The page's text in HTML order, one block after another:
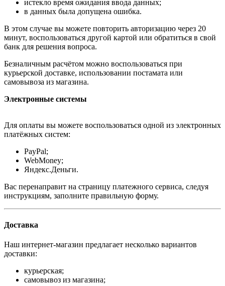
истекло время ожидания ввода данных;
в данных была допущена ошибка.
В этом случае вы можете повторить авторизацию через 20
минут, воспользоваться другой картой или обратиться в свой
банк для решения вопроса.
Безналичным расчётом можно воспользоваться при
курьерской доставке, использовании постамата или
самовывоза из магазина.
Электронные системы
Для оплаты вы можете воспользоваться одной из электронных
платёжных систем:
PayPal;
WebMoney;
Яндекс.Деньги.
Вас перенаправит на страницу платежного сервиса, следуя
инструкциям, заполните правильную форму.
Доставка
Наш интернет-магазин предлагает несколько вариантов
доставки:
курьерская;
самовывоз из магазина;